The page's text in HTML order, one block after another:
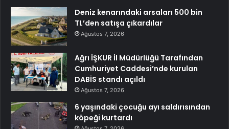
Deniz kenarındaki arsaları 500 bin
TL’den satışa çıkardılar
Ağustos 7, 2026
Ağrı İŞKUR İl Müdürlüğü Tarafından
Cumhuriyet Caddesi’nde kurulan
DABİS standı açıldı
Ağustos 7, 2026
6 yaşındaki çocuğu ayı saldırısından
köpeği kurtardı